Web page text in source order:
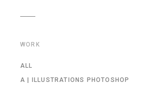
WORK
ALL
A | ILLUSTRATIONS PHOTOSHOP